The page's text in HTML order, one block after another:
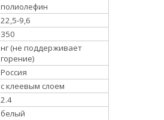
полиолефин
22,5-9,6
350
нг (не поддерживает
горение)
Россия
с клеевым слоем
2.4
белый